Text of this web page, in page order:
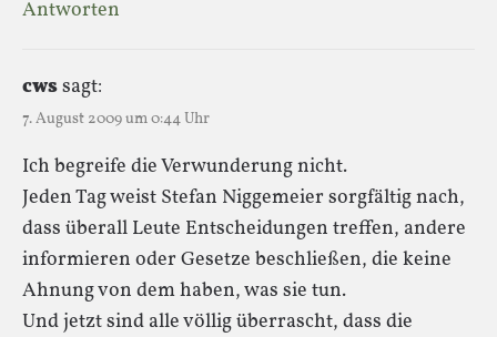
Antworten
cwssagt:
7. August 2009 um 0:44 Uhr
Ich begreife die Verwunderung nicht.
Jeden Tag weist Stefan Niggemeier sorgfältig nach,
dass überall Leute Entscheidungen treffen, andere
informieren oder Gesetze beschließen, die keine
Ahnung von dem haben, was sie tun.
Und jetzt sind alle völlig überrascht, dass die